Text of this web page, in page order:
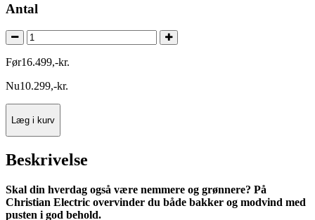
Antal
Før16.499,-kr.
Nu10.299,-kr.
Læg i kurv
Beskrivelse
Skal din hverdag også være nemmere og grønnere? På
Christian Electric overvinder du både bakker og modvind med
pusten i god behold.